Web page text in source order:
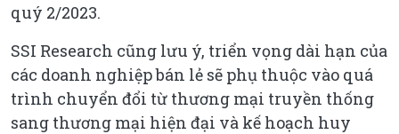
quý 2/2023.
SSI Research cũng lưu ý, triển vọng dài hạn của
các doanh nghiệp bán lẻ sẽ phụ thuộc vào quá
trình chuyển đổi từ thương mại truyền thống
sang thương mại hiện đại và kế hoạch huy